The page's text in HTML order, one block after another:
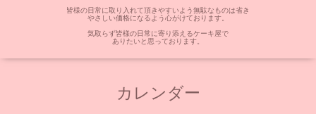
皆様の日常に取り入れて頂きやすいよう無駄なものは省き
やさしい価格になるよう心がけております。
気取らず皆様の日常に寄り添えるケーキ屋で
ありたいと思っております。
カレンダー